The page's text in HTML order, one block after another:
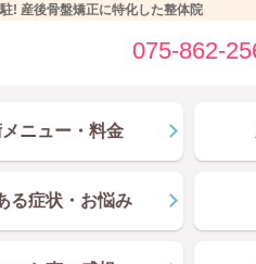
! 産後骨盤矯正に特化した整体院
075-862-
ニュー・料金
る症状・お悩み